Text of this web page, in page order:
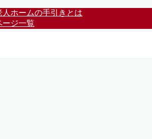
人ホームの手引きとは
ージ一覧